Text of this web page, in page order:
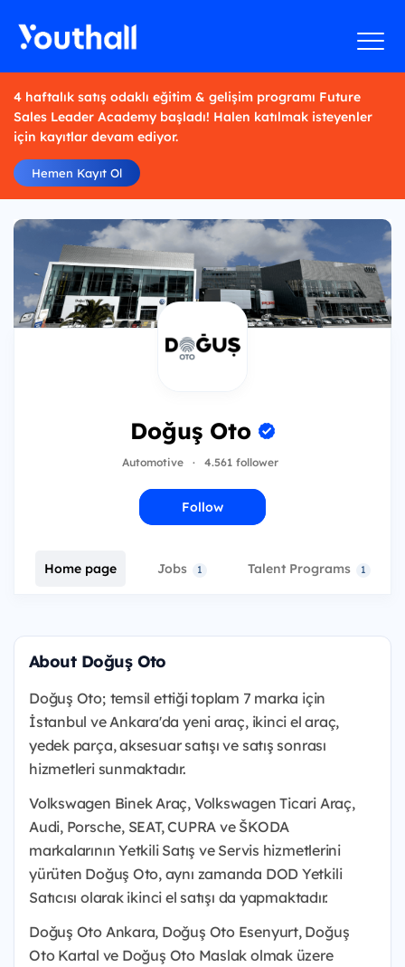
4 haftalık satış odaklı eğitim & gelişim programı Future
Sales Leader Academy başladı! Halen katılmak isteyenler
için kayıtlar devam ediyor.
Hemen Kayıt Ol
Doğuş Oto
Automotive · 4.561 follower
Follow
Home page Jobs 1 Talent Programs 1
About Doğuş Oto
Doğuş Oto; temsil ettiği toplam 7 marka için
İstanbul ve Ankara'da yeni araç, ikinci el araç,
yedek parça, aksesuar satışı ve satış sonrası
hizmetleri sunmaktadır.
Volkswagen Binek Araç, Volkswagen Ticari Araç,
Audi, Porsche, SEAT, CUPRA ve ŠKODA
markalarının Yetkili Satış ve Servis hizmetlerini
yürüten Doğuş Oto, aynı zamanda DOD Yetkili
Satıcısı olarak ikinci el satışı da yapmaktadır.
Doğuş Oto Ankara, Doğuş Oto Esenyurt, Doğuş
Oto Kartal ve Doğuş Oto Maslak olmak üzere